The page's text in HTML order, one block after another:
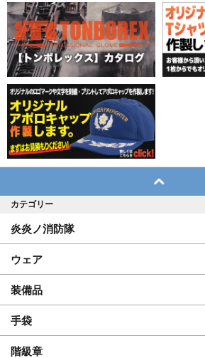
カテゴリー
炎炎ノ消防隊
ウェア
装備品
手袋
階級章